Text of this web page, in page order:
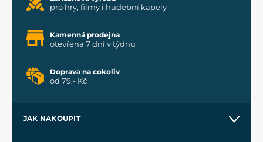
pro hry, filmy i hudební kapely
Kamenná prodejna
otevřena 7 dní v týdnu
Doprava na cokoliv
od 79,- Kč
JAK NAKOUPIT